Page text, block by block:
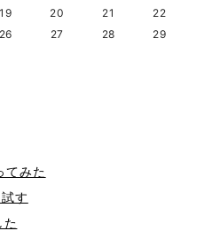
19 20 21
22
26 27 28
29
てみた
す
た